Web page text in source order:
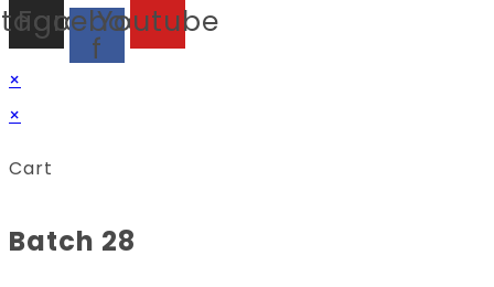
Facebook-
f
Youtube
×
×
Cart
Batch 28